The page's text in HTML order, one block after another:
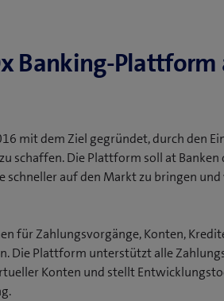
Banking-Plattform
mit dem Ziel gegründet, durch den
schaffen. Die Plattform soll at Banken
schneller auf den Markt zu bringen
für Zahlungsvorgänge, Konten,
Die Plattform unterstützt alle
Konten und stellt